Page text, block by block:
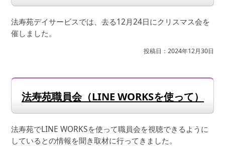
法寿苑デイサービスでは、去る12月24日にクリスマス会を
催しました。
投稿日：2024年12月30日
法寿苑職員会（LINE WORKSを使って）
法寿苑でLINE WORKSを使って職員会を視聴できるように
しているとの情報を聞き取材に行ってきました。